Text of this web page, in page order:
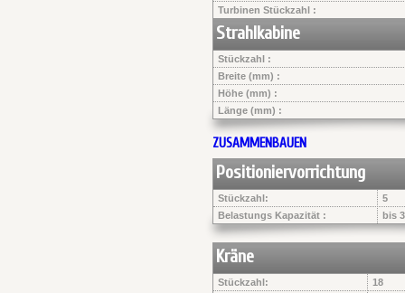
Turbinen Stückzahl :
Strahlkabine
Stückzahl :
Breite (mm) :
Höhe (mm) :
Länge (mm) :
ZUSAMMENBAUEN
Positioniervorrichtung
Stückzahl:
5
Belastungs Kapazität :
bis
Kräne
Stückzahl:
18